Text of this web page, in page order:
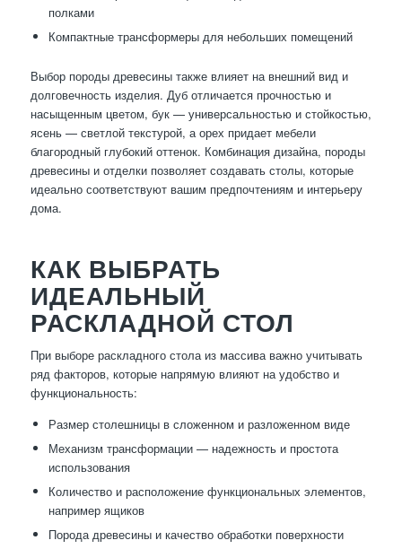
полками
Компактные трансформеры для небольших помещений
Выбор породы древесины также влияет на внешний вид и
долговечность изделия. Дуб отличается прочностью и
насыщенным цветом, бук — универсальностью и стойкостью,
ясень — светлой текстурой, а орех придает мебели
благородный глубокий оттенок. Комбинация дизайна, породы
древесины и отделки позволяет создавать столы, которые
идеально соответствуют вашим предпочтениям и интерьеру
дома.
КАК ВЫБРАТЬ
ИДЕАЛЬНЫЙ
РАСКЛАДНОЙ СТОЛ
При выборе раскладного стола из массива важно учитывать
ряд факторов, которые напрямую влияют на удобство и
функциональность:
Размер столешницы в сложенном и разложенном виде
Механизм трансформации — надежность и простота
использования
Количество и расположение функциональных элементов,
например ящиков
Порода древесины и качество обработки поверхности